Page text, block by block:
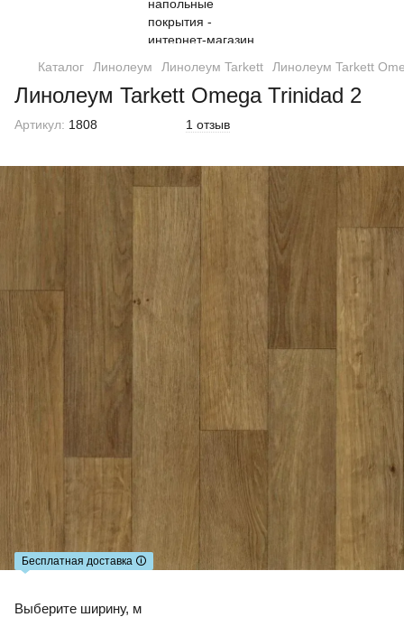
Каталог Линолеум Линолеум Tarkett Линолеум Tarkett
Линолеум Tarkett Omega Trinidad 2
Артикул: 1808 1 отзыв
Бесплатная доставка 🛈
Выберите ширину, м